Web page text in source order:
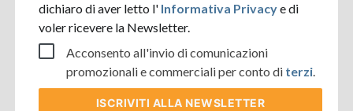
dichiaro di aver letto l' Informativa Privacye di
voler ricevere la Newsletter.
Acconsento all'invio di comunicazioni
promozionali e commerciali per conto di terzi.
ISCRIVITI ALLA NEWSLETTER